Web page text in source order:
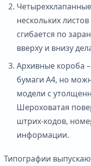
нескольких
сгибается по
вверху и внизу
Архивные короба
бумаги А4, но
модели с
Шероховатая
штрих-кодов,
информации.
Типографии